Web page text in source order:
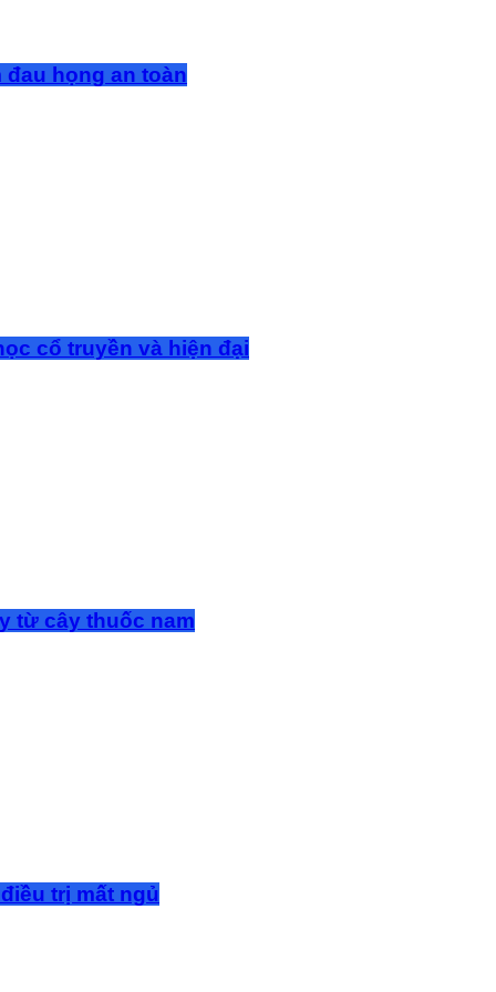
họng an toàn
cổ truyền và hiện đại
từ cây thuốc nam
trị mất ngủ